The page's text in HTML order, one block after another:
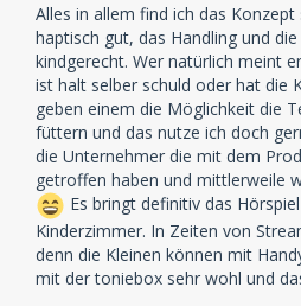
Alles in allem find ich das
haptisch gut, das Handling und
kindgerecht. Wer natürlich meint
ist halt selber schuld oder hat die
geben einem die Möglichkeit die
füttern und das nutze ich doch
die Unternehmer die mit dem
getroffen haben und mittlerweile
Es bringt definitiv das
Kinderzimmer. In Zeiten von
denn die Kleinen können mit
mit der toniebox sehr wohl und